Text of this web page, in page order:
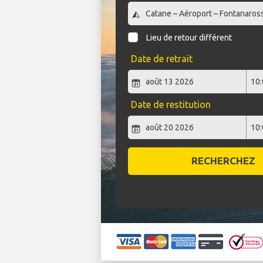
Lieu de retour différent
Date de retrait
Date de restitution
RECHERCHEZ